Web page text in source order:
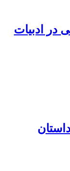
در ادبیات